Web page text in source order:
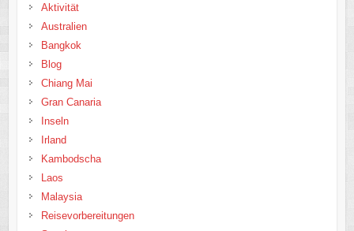
Aktivität
Australien
Bangkok
Blog
Chiang Mai
Gran Canaria
Inseln
Irland
Kambodscha
Laos
Malaysia
Reisevorbereitungen